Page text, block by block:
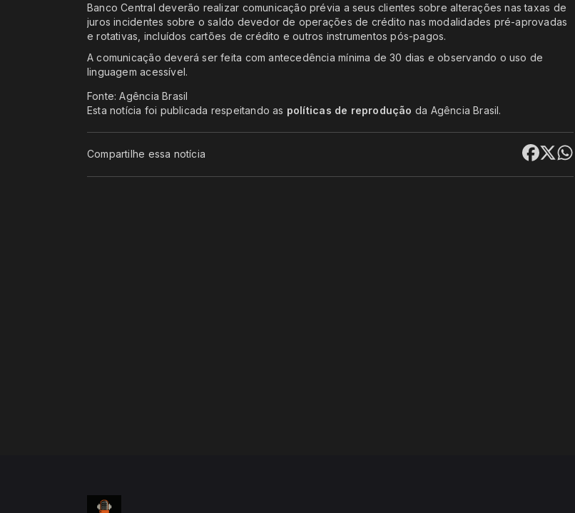
Banco Central deverão realizar comunicação prévia a seus clientes sobre alterações nas taxas de
juros incidentes sobre o saldo devedor de operações de crédito nas modalidades pré-aprovadas
e rotativas, incluídos cartões de crédito e outros instrumentos pós-pagos.
A comunicação deverá ser feita com antecedência mínima de 30 dias e observando o uso de
linguagem acessível.
Fonte: Agência Brasil
Esta notícia foi publicada respeitando as políticas de reprodução da Agência Brasil.
Compartilhe essa notícia